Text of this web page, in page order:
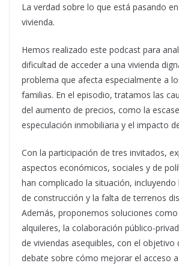
La verdad sobre lo que está pasando
vivienda.
Hemos realizado este podcast para
dificultad de acceder a una vivienda
problema que afecta especialmente a
familias. En el episodio, tratamos las
del aumento de precios, como la
especulación inmobiliaria y el impacto
Con la participación de tres invitados,
aspectos económicos, sociales y de
han complicado la situación,
de construcción y la falta de terrenos
Además, proponemos soluciones
alquileres, la colaboración público-
de viviendas asequibles, con el objetivo
debate sobre cómo mejorar el acceso